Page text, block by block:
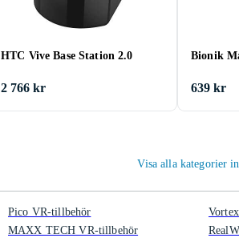
HTC Vive Base Station 2.0
2 766 kr
Bionik
639 kr
Visa alla kategorier
Pico VR-tillbehör
MAXX TECH VR-tillbehör